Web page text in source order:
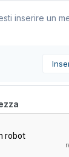
inserire un